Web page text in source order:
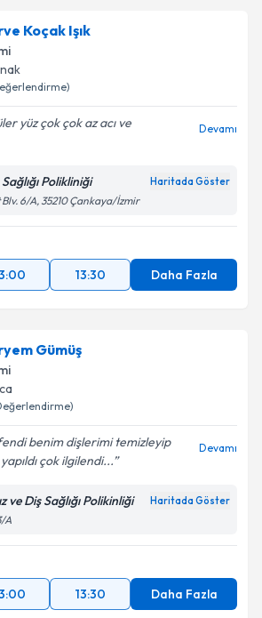
Koçak Işık
yüz çok çok az acı ve
Devamı
Polikliniği Haritada Göster
6/A, 35210 Çankaya/İzmir
13:30 Daha Fazla
Gümüş
benim dişlerimi temizleyip
çok ilgilendi...
Devamı
ve Diş Sağlığı Polikinliği Haritada Göster
A
13:30 Daha Fazla